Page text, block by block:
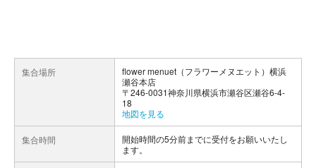
集合場所
flower menuet（フラワーメヌエット）横浜
瀬谷本店
〒246-0031神奈川県横浜市瀬谷区瀬谷6-4-
18
地図を見る
集合時間
開始時間の5分前までに受付をお願いいたし
ます。